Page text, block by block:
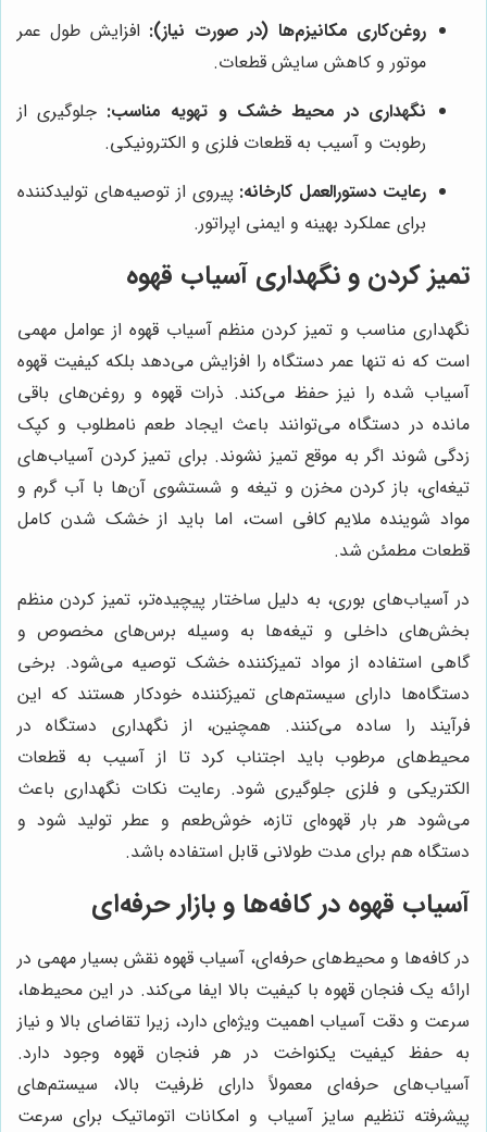
روغن‌کاری مکانیزم‌ها (در صورت نیاز): افزایش طول عمر
موتور و کاهش سایش قطعات.
نگهداری در محیط خشک و تهویه مناسب: جلوگیری از
رطوبت و آسیب به قطعات فلزی و الکترونیکی.
رعایت دستورالعمل کارخانه: پیروی از توصیه‌های تولیدکننده
برای عملکرد بهینه و ایمنی اپراتور.
تمیز کردن و نگهداری آسیاب قهوه
نگهداری مناسب و تمیز کردن منظم آسیاب قهوه از عوامل مهمی
است که نه تنها عمر دستگاه را افزایش می‌دهد بلکه کیفیت قهوه
آسیاب شده را نیز حفظ می‌کند. ذرات قهوه و روغن‌های باقی
مانده در دستگاه می‌توانند باعث ایجاد طعم نامطلوب و کپک
زدگی شوند اگر به موقع تمیز نشوند. برای تمیز کردن آسیاب‌های
تیغه‌ای، باز کردن مخزن و تیغه و شستشوی آن‌ها با آب گرم و
مواد شوینده ملایم کافی است، اما باید از خشک شدن کامل
قطعات مطمئن شد.
در آسیاب‌های بوری، به دلیل ساختار پیچیده‌تر، تمیز کردن منظم
بخش‌های داخلی و تیغه‌ها به وسیله برس‌های مخصوص و
گاهی استفاده از مواد تمیزکننده خشک توصیه می‌شود. برخی
دستگاه‌ها دارای سیستم‌های تمیزکننده خودکار هستند که این
فرآیند را ساده می‌کنند. همچنین، از نگهداری دستگاه در
محیط‌های مرطوب باید اجتناب کرد تا از آسیب به قطعات
الکتریکی و فلزی جلوگیری شود. رعایت نکات نگهداری باعث
می‌شود هر بار قهوه‌ای تازه، خوش‌طعم و عطر تولید شود و
دستگاه هم برای مدت طولانی قابل استفاده باشد.
آسیاب قهوه در کافه‌ها و بازار حرفه‌ای
در کافه‌ها و محیط‌های حرفه‌ای، آسیاب قهوه نقش بسیار مهمی در
ارائه یک فنجان قهوه با کیفیت بالا ایفا می‌کند. در این محیط‌ها،
سرعت و دقت آسیاب اهمیت ویژه‌ای دارد، زیرا تقاضای بالا و نیاز
به حفظ کیفیت یکنواخت در هر فنجان قهوه وجود دارد.
آسیاب‌های حرفه‌ای معمولاً دارای ظرفیت بالا، سیستم‌های
پیشرفته تنظیم سایز آسیاب و امکانات اتوماتیک برای سرعت